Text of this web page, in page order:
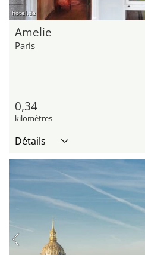
hotel.de
Amelie
Paris
0,34
kilomètres
Détails